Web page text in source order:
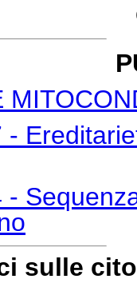
-
-
sulle